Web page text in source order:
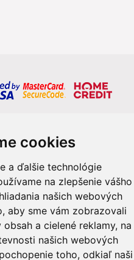
cookies
a ďalšie technológie
na zlepšenie vášho
našich webových
aby sme vám zobrazovali
a cielené reklamy, na
našich webových
toho, odkiaľ naši